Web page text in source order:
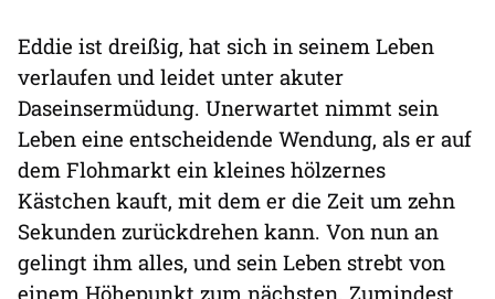
Eddie ist dreißig, hat sich in seinem Leben
verlaufen und leidet unter akuter
Daseinsermüdung. Unerwartet nimmt sein
Leben eine entscheidende Wendung, als er auf
dem Flohmarkt ein kleines hölzernes
Kästchen kauft, mit dem er die Zeit um zehn
Sekunden zurückdrehen kann. Von nun an
gelingt ihm alles, und sein Leben strebt von
einem Höhepunkt zum nächsten. Zumindest